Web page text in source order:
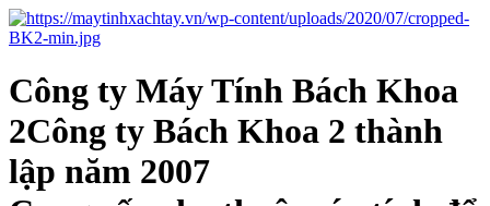
Công ty Máy Tính Bách Khoa
2Công ty Bách Khoa 2 thành
lập năm 2007